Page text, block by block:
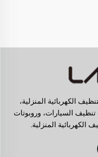
الكهربائية المنزلية،
السيارات، وروبوتات
الكهربائية المنزلية.